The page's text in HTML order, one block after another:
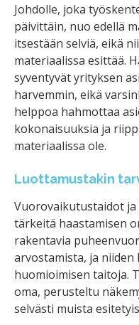
Johdolle, joka
päivittäin, nuo edellä
itsestään selviä, eikä
materiaalissa esittää.
syventyvät yrityksen
harvemmin, eikä
helppoa hahmottaa
kokonaisuuksia ja
materiaalissa ole.
Luottamustakin
Vuorovaikutustaidot
tärkeitä haastamisen
rakentavia
arvostamista, ja niiden
huomioimisen taitoja.
oma, perusteltu
selvästi muista